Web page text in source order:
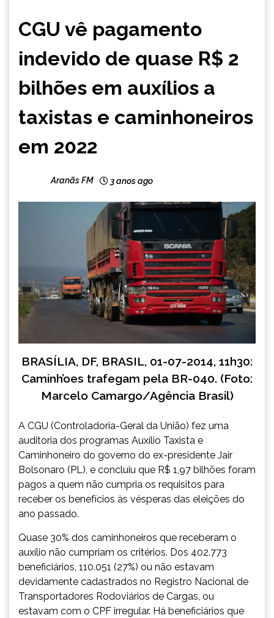
NOTÍCIAS
CGU vê pagamento
indevido de quase R$ 2
bilhões em auxílios a
taxistas e caminhoneiros
em 2022
Aranãs FM 3 anos ago
BRASÍLIA, DF, BRASIL, 01-07-2014, 11h30:
Caminh’oes trafegam pela BR-040. (Foto:
Marcelo Camargo/Agência Brasil)
A CGU (Controladoria-Geral da União) fez uma
auditoria dos programas Auxílio Taxista e
Caminhoneiro do governo do ex-presidente Jair
Bolsonaro (PL), e concluiu que R$ 1,97 bilhões foram
pagos a quem não cumpria os requisitos para
receber os benefícios às vésperas das eleições do
ano passado.
Quase 30% dos caminhoneiros que receberam o
auxílio não cumpriam os critérios. Dos 402.773
beneficiários, 110.051 (27%) ou não estavam
devidamente cadastrados no Registro Nacional de
Transportadores Rodoviários de Cargas, ou
estavam com o CPF irregular. Há beneficiários que